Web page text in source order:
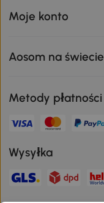
Moje konto
Aosom na świecie
Metody płatności
Wysyłka